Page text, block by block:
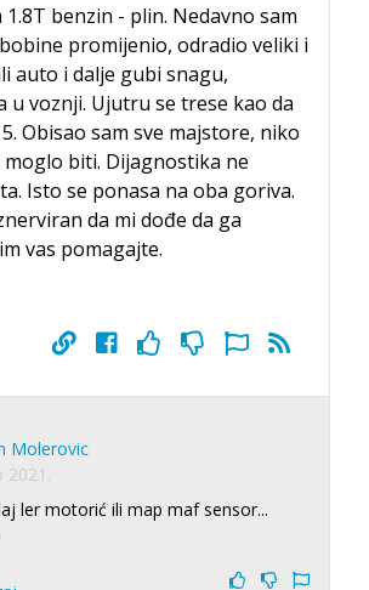
1.8T benzin - plin. Nedavno sam
promijenio, odradio veliki i
auto i dalje gubi snagu,
u voznji. Ujutru se trese kao da
Obisao sam sve majstore, niko
moglo biti. Dijagnostika ne
Isto se ponasa na oba goriva.
da mi dođe da ga
vas pomagajte.
Molerovic
2021.
ler motorić ili map maf sensor...